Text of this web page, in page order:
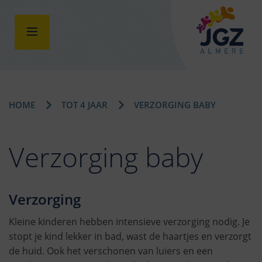
HOME TOT 4 JAAR VERZORGING BABY
Verzorging baby
Verzorging
Kleine kinderen hebben intensieve verzorging nodig. Je
stopt je kind lekker in bad, wast de haartjes en verzorgt
de huid. Ook het verschonen van luiers en een